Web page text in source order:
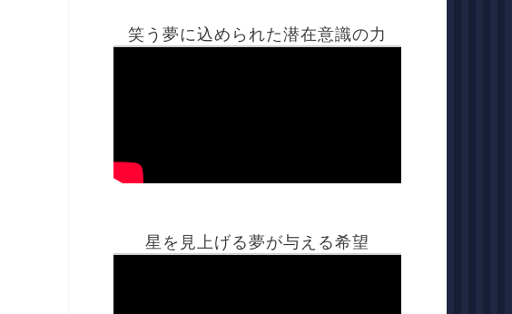
笑う夢に込められた潜在意識の力
星を見上げる夢が与える希望